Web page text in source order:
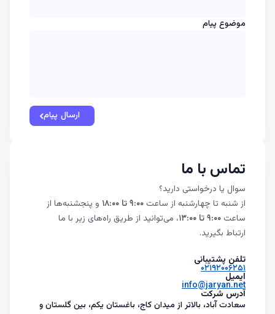
موضوع پیام
ارسال پیام
تماس‌ با ما
سوال یا درخواستی دارید؟
از شنبه تا چهارشنبه از ساعت
و پنجشنبه‌ها از
ساعت ۹:۰۰ تا ۱۳:۰۰
، می‌توانید از طریق راه‌های زیر با ما
ارتباط بگیرید.
تلفن پشتیبانی
۰۲۱۹۲۰۰۶۲۵۱
ایمیل
info@jaryan.net
آدرس شرکت
سعادت آباد، بالاتر از میدان کاج، باغستان یکم، بین گلستان و